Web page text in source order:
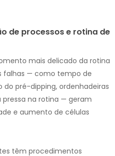
de processos e rotina de
mais delicado da rotina
falhas — como tempo de
pré-dipping, ordenhadeiras
pressa na rotina — geram
e aumento de células
têm procedimentos